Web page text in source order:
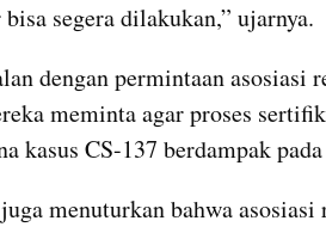
segera dilakukan,” ujarnya.
dengan permintaan asosiasi
meminta agar proses
kasus CS-137 berdampak
menuturkan bahwa asosiasi